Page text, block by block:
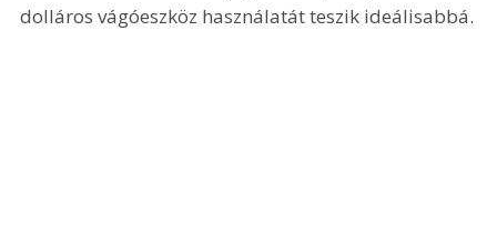
dolláros vágóeszköz használatát teszik ideálisabbá.